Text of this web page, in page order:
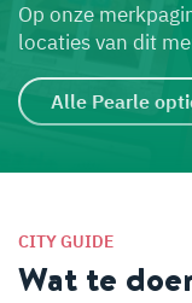
Op onze
locaties van dit
Alle Pearle
CITY GUIDE
Wat te